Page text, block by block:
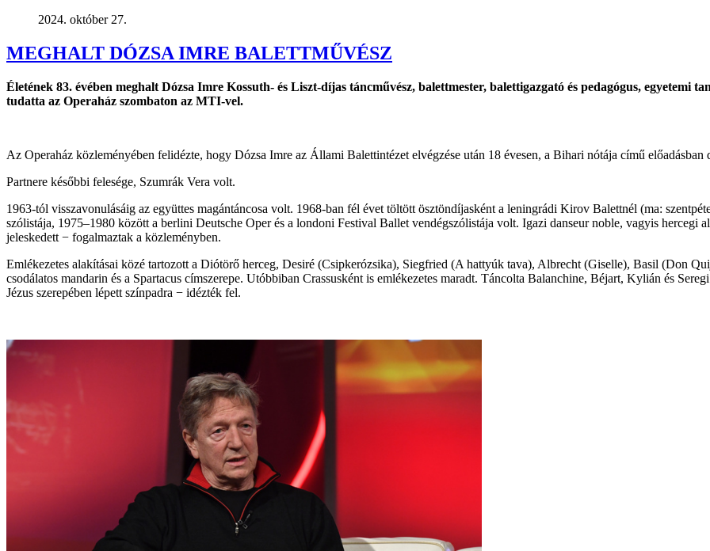
2024. október 27.
MEGHALT DÓZSA IMRE BALETTMŰVÉSZ
Életének 83. évében meghalt Dózsa Imre Kossuth- és Liszt-díjas táncművész, balettmester, balettigazgató és pedagógus, egyetemi
tudatta az Operaház szombaton az MTI-vel.
Az Operaház közleményében felidézte, hogy Dózsa Imre az Állami Balettintézet elvégzése után 18 évesen, a Bihari nótája című előadásban
Partnere későbbi felesége, Szumrák Vera volt.
1963-tól visszavonulásáig az együttes magántáncosa volt. 1968-ban fél évet töltött ösztöndíjasként a leningrádi Kirov Balettnél (ma:
szólistája, 1975–1980 között a berlini Deutsche Oper és a londoni Festival Ballet vendégszólistája volt. Igazi danseur noble, vagyis hercegi
jeleskedett − fogalmaztak a közleményben.
Emlékezetes alakításai közé tartozott a Diótörő herceg, Desiré (Csipkerózsika), Siegfried (A hattyúk tava), Albrecht (Giselle), Basil (Don
csodálatos mandarin és a Spartacus címszerepe. Utóbbiban Crassusként is emlékezetes maradt. Táncolta Balanchine, Béjart, Kylián és
Jézus szerepében lépett színpadra − idézték fel.